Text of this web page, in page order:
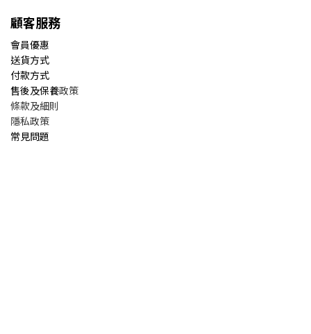
顧客服務
會員優惠
送貨方式
付款方式
售後及保養政策
條款及細則
隱私政策
常見問題